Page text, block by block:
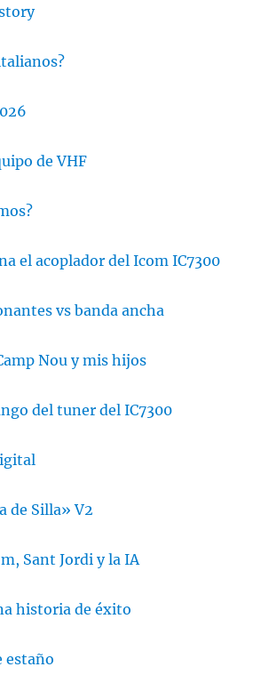
de VHF
el acoplador del Icom IC7300
vs banda ancha
Nou y mis hijos
del tuner del IC7300
de Silla» V2
Sant Jordi y la IA
historia de éxito
estaño